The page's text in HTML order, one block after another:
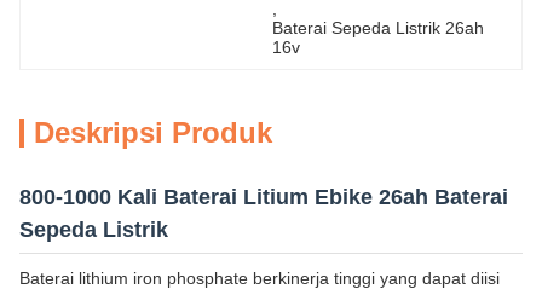
Baterai Sepeda Listrik 26ah
16v
Deskripsi Produk
800-1000 Kali Baterai Litium Ebike 26ah Baterai
Sepeda Listrik
Baterai lithium iron phosphate berkinerja tinggi yang dapat diisi